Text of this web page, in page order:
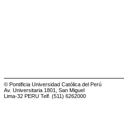
© Pontificia Universidad Católica del Perú
Av. Universitaria 1801, San Miguel
Lima-32 PERU Telf. (511) 6262000